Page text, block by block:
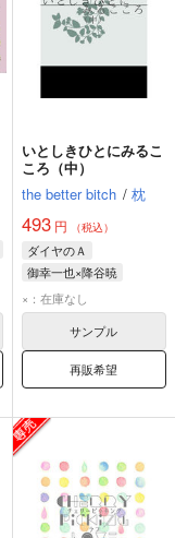
いとしきひとにみるこ
ころ（中）
the better bitch / 枕
493円 （税込）
ダイヤのＡ
御幸一也×降谷暁
御幸一也
×：在庫なし
サンプル
再販希望